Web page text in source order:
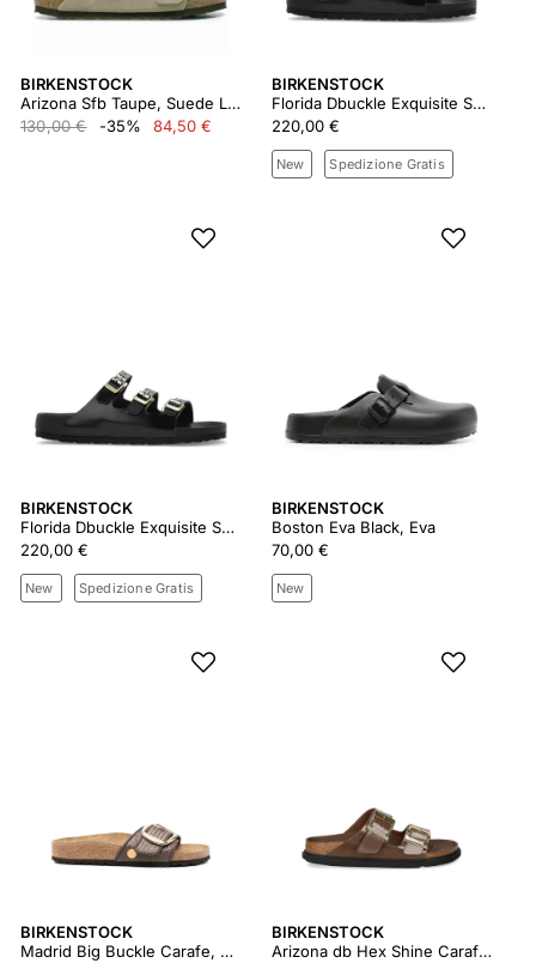
BIRKENSTOCK
Arizona Sfb Taupe, Suede Leather
130,00 €
-35% 84,50 €
BIRKENSTOCK
Florida Dbuckle Exquisite Shine Black, Natural Lea
220,00 €
New Spedizione Gratis
BIRKENSTOCK
Florida Dbuckle Exquisite Shine Black, Natural Lea
220,00 €
New Spedizione Gratis
BIRKENSTOCK
Boston Eva Black, Eva
70,00 €
New
BIRKENSTOCK
Madrid Big Buckle Carafe, Raffia
BIRKENSTOCK
Arizona db Hex Shine Carafe, Natural Leather